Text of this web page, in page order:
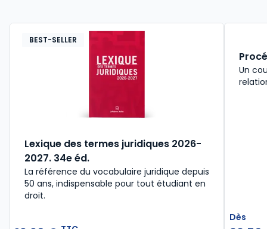
BEST-SELLER
Lexique des termes juridiques 2026-
2027. 34e éd.
La référence du vocabulaire juridique depuis
50 ans, indispensable pour tout étudiant en
droit.​
Un
Dès